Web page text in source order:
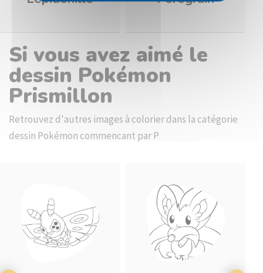
Si vous avez aimé le
dessin Pokémon
Prismillon
Retrouvez d'autres images à colorier dans la catégorie
dessin Pokémon commencant par P